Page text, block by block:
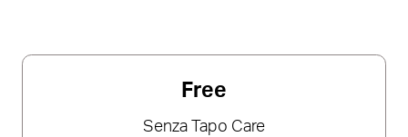
Free
Senza Tapo Care